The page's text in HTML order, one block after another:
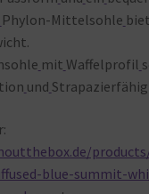
Phylon-Mittelsohle
mit Waffelprofil
und
blue-summit-